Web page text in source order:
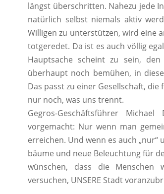
längst überschritten. Nahezu jede
natürlich selbst niemals aktiv
Willigen zu unterstützen, wird eine
totgeredet. Da ist es auch völlig
Hauptsache scheint zu sein,
überhaupt noch bemühen, in
Das passt zu einer Gesellschaft,
nur noch, was uns trennt.
Gegros-Geschäftsführer
vorgemacht: Nur wenn man
erreichen. Und wenn es auch „nur“
bäume und neue Beleuchtung für
wünschen, dass die Menschen
versuchen, UNSERE Stadt